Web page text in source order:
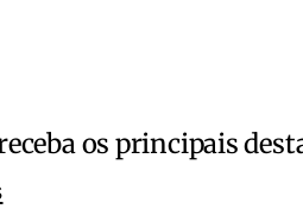
os principais